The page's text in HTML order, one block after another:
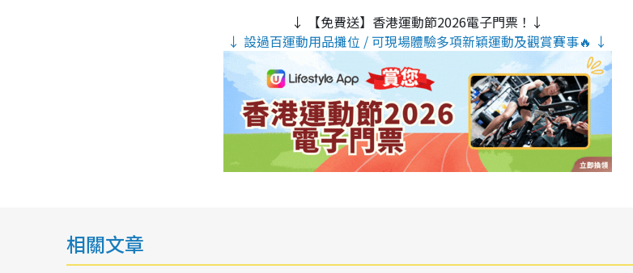
↓ 【免費送】香港運動節2026電子門票！↓
↓ 設過百運動用品攤位 / 可現場體驗多項新穎運動及觀賞賽事🔥 ↓
相關文章